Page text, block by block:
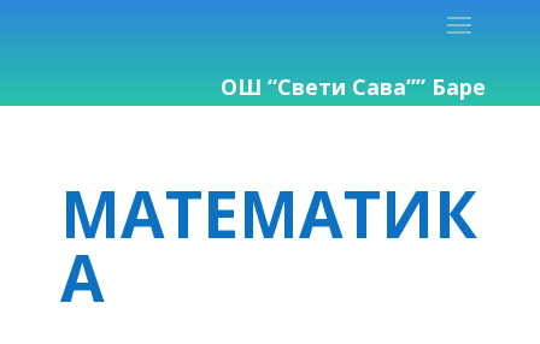
ОШ “Свети Сава”” Баре
MАТЕМАТИК
А